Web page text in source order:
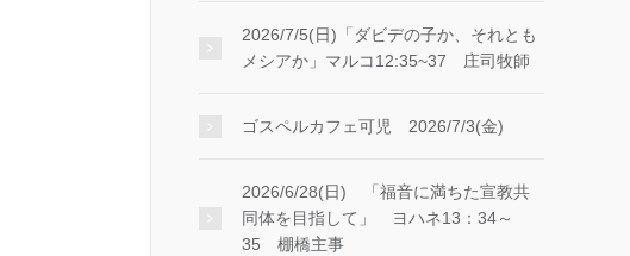
2026/7/5(日)「ダビデの子か、それとも
メシアか」マルコ12:35~37 庄司牧師
ゴスペルカフェ可児 2026/7/3(金)
2026/6/28(日) 「福音に満ちた宣教共
同体を目指して」 ヨハネ13：34～
35 棚橋主事